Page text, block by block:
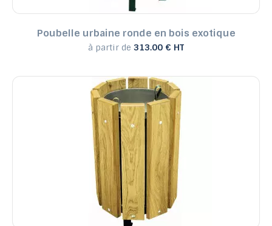
Poubelle urbaine ronde en bois exotique
à partir de 313.00 € HT